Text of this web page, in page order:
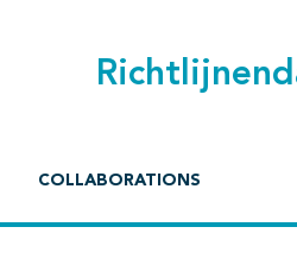
COLLABORATIONS